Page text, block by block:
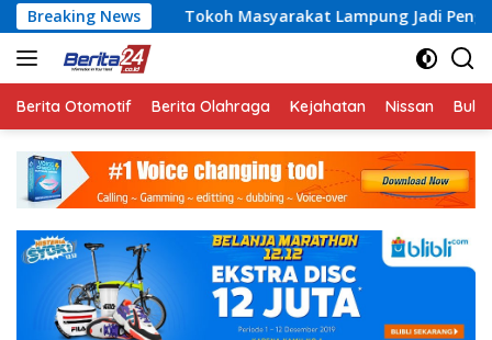
Langsung
ke
konten
Breaking News
Tokoh Masyarakat Lampung Jadi Penggerak Partisipasi
Berita Otomotif Berita Olahraga Kejahatan Nissan